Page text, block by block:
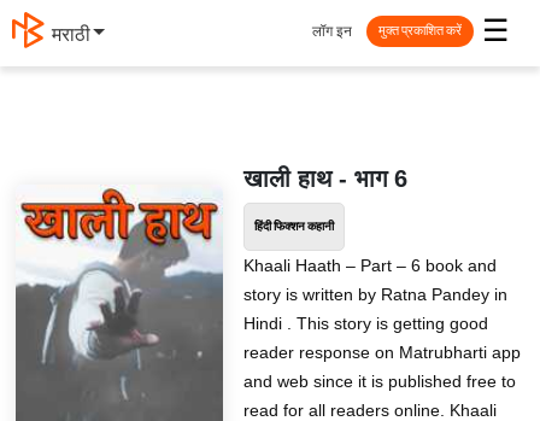
मराठी ☰
लॉग इन मुक्त प्रकाशित करें
खाली हाथ - भाग 6
हिंदी फिक्शन कहानी
Khaali Haath – Part – 6 book and
story is written by Ratna Pandey in
Hindi . This story is getting good
reader response on Matrubharti app
and web since it is published free to
read for all readers online. Khaali